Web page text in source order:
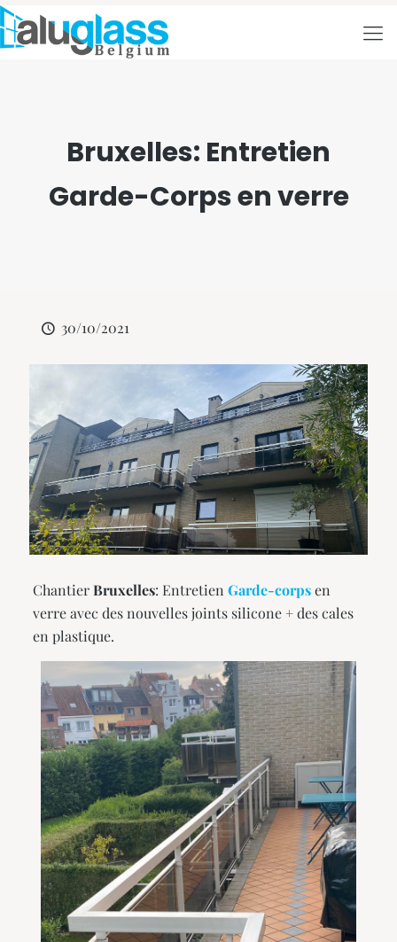
Bruxelles: Entretien
Garde-Corps en verre
30/10/2021
ChantierBruxelles: Entretien Garde-corpsen
verre avec des nouvelles joints silicone + des cales
en plastique.